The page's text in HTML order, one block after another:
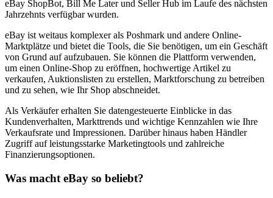
eBay ShopBot, Bill Me Later und Seller Hub im Laufe des nächsten
Jahrzehnts verfügbar wurden.
eBay ist weitaus komplexer als Poshmark und andere Online-
Marktplätze und bietet die Tools, die Sie benötigen, um ein Geschäft
von Grund auf aufzubauen. Sie können die Plattform verwenden,
um einen Online-Shop zu eröffnen, hochwertige Artikel zu
verkaufen, Auktionslisten zu erstellen, Marktforschung zu betreiben
und zu sehen, wie Ihr Shop abschneidet.
Als Verkäufer erhalten Sie datengesteuerte Einblicke in das
Kundenverhalten, Markttrends und wichtige Kennzahlen wie Ihre
Verkaufsrate und Impressionen. Darüber hinaus haben Händler
Zugriff auf leistungsstarke Marketingtools und zahlreiche
Finanzierungsoptionen.
Was macht eBay so beliebt?